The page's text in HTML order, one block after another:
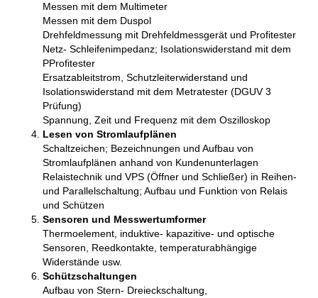
Messen mit dem Multimeter
Messen mit dem Duspol
Drehfeldmessung mit Drehfeldmessgerät und Profitester
Netz- Schleifenimpedanz; Isolationswiderstand mit dem
PProfitester
Ersatzableitstrom, Schutzleiterwiderstand und
Isolationswiderstand mit dem Metratester (DGUV 3
Prüfung)
Spannung, Zeit und Frequenz mit dem Oszilloskop
Lesen von Stromlaufplänen
Schaltzeichen; Bezeichnungen und Aufbau von
Stromlaufplänen anhand von Kundenunterlagen
Relaistechnik und VPS (Öffner und Schließer) in Reihen-
und Parallelschaltung; Aufbau und Funktion von Relais
und Schützen
Sensoren und Messwertumformer
Thermoelement, induktive- kapazitive- und optische
Sensoren, Reedkontakte, temperaturabhängige
Widerstände usw.
Schützschaltungen
Aufbau von Stern- Dreieckschaltung,